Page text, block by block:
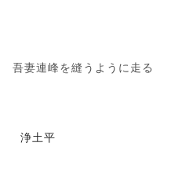
吾妻連峰を縫うように走る
浄土平